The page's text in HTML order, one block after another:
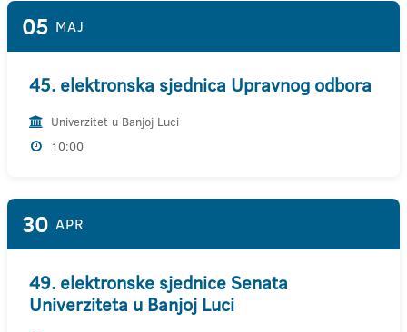
05 MAJ
45. elektronska sjednica Upravnog odbora
Univerzitet u Banjoj Luci
10:00
30 APR
49. elektronske sjednice Senata
Univerziteta u Banjoj Luci